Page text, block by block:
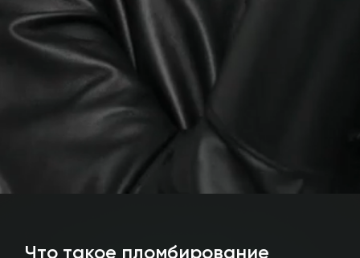
Что такое пломбирование